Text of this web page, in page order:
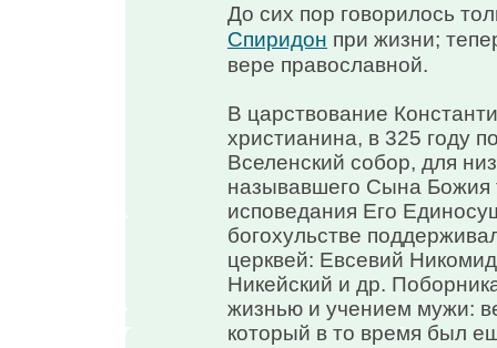
До сих пор говорилось
Спиридон при жизни;
вере православной.
В царствование
христианина, в 325 году
Вселенский собор, для
называвшего Сына Божия
исповедания Его
богохульстве
церквей: Евсевий
Никейский и др.
жизнью и учением мужи:
который в то время был